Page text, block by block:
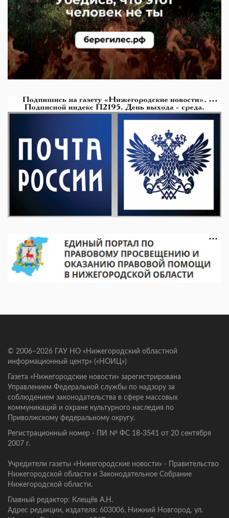
© 2006–2026 ГАУ НО «Нижегородский областной
информационный центр» («НОИЦ»)
Газета «Нижегородские новости» зарегистрирована
Управлением Федеральной службы по надзору за
соблюдением законодательства в сфере массовых
коммуникаций и охране культурного наследия по
Приволжскому федеральному округу.
Регистрационный номер - ПИ № ФС 18-3541 от 20 сентября
2007 г.
Учредители газеты «Нижегородские новости» - Правительство
Нижегородской области и Законодательное Собрание
Нижегородской области.
Главный редактор: Клещёв А.Н.
Адрес редакции, издателя: 603006, Нижний Новгород, ул.